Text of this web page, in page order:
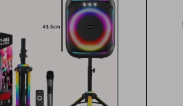
parlante
pie luminoso
microfono
cargador
manual